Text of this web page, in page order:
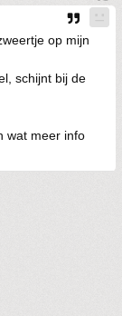
op mijn
schijnt bij de
wat meer info